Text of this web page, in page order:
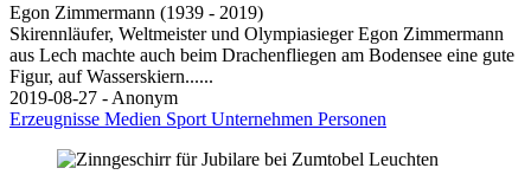
Egon Zimmermann (1939 - 2019)
Skirennläufer, Weltmeister und Olympiasieger Egon Zimmermann
aus Lech machte auch beim Drachenfliegen am Bodensee eine gute
Figur, auf Wasserskiern......
2019-08-27 - Anonym
Erzeugnisse Medien Sport Unternehmen Personen